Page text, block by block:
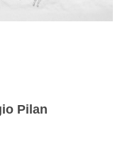
Pilan